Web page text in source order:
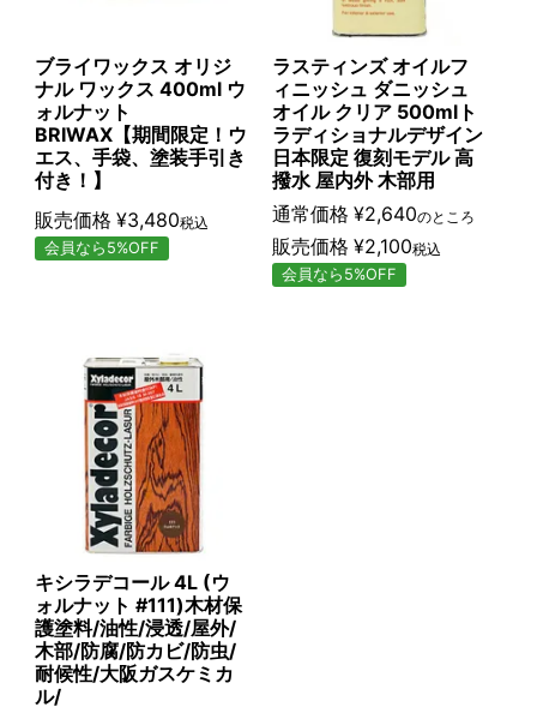
ブライワックス オリジ
ナル ワックス 400ml ウ
ォルナット
BRIWAX【期間限定！ウ
エス、手袋、塗装手引き
付き！】
販売価格 ¥3,480税込
会員なら5%OFF
ラスティンズ オイルフ
ィニッシュ ダニッシュ
オイル クリア 500mlト
ラディショナルデザイン
日本限定 復刻モデル 高
撥水 屋内外 木部用
通常価格 ¥2,640のところ
販売価格 ¥2,100税込
会員なら5%OFF
キシラデコール 4L (ウ
ォルナット #111)木材保
護塗料/油性/浸透/屋外/
木部/防腐/防カビ/防虫/
耐候性/大阪ガスケミカ
ル/